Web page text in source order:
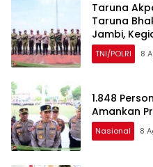
Taruna
Taruna
Jambi,
Lancar
TNI/POLRI 8
1.848
Amankan
Nasional 8